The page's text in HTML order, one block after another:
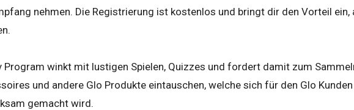
nehmen. Die Registrierung ist kostenlos und bringt dir den Vorteil
Program winkt mit lustigen Spielen, Quizzes und fordert damit zum
und andere Glo Produkte eintauschen, welche sich für den Glo
gemacht wird.